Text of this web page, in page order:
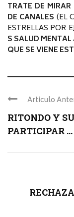
TRATE DE
DE CANALES (EL
ESTRELLAS POR
S SALUD
QUE SE VIENE
Articulo
RITONDO Y
PARTICIPAR ...